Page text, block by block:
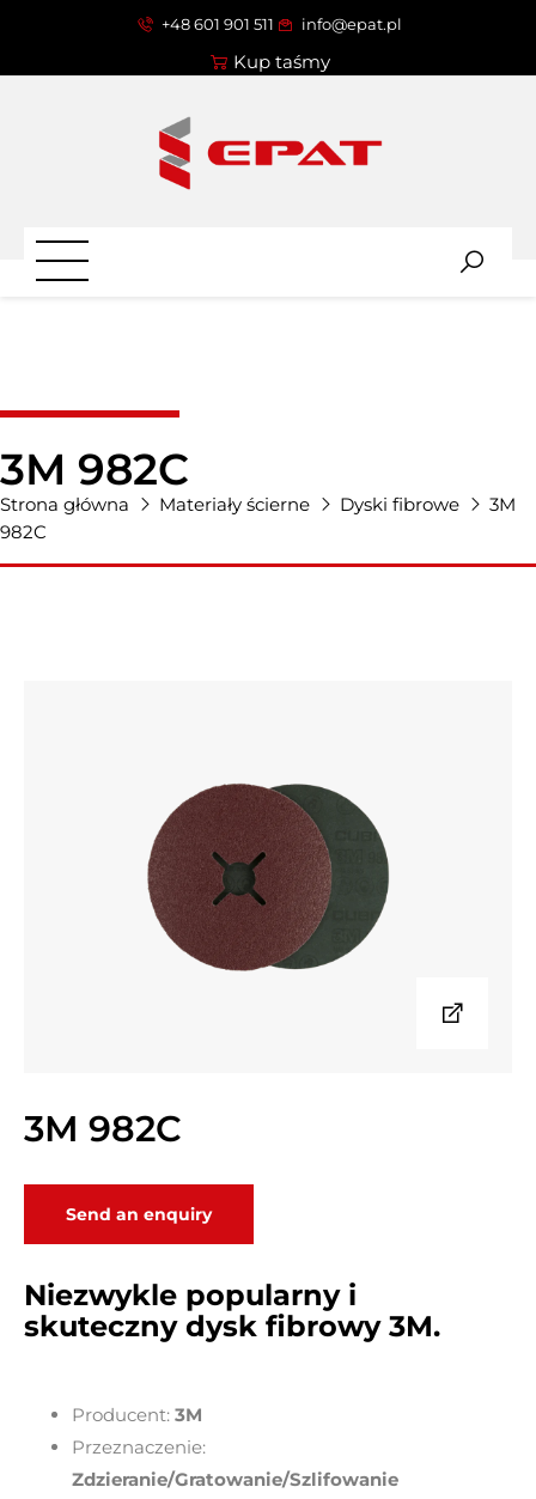
+48 601 901 511 info@epat.pl
Kup taśmy
3M 982C
Strona główna Materiały ścierne Dyski fibrowe
3M
982C
3M 982C
Send an enquiry
Niezwykle popularny i
skuteczny dysk fibrowy 3M.
Producent: 3M
Przeznaczenie:
Zdzieranie/Gratowanie/Szlifowanie